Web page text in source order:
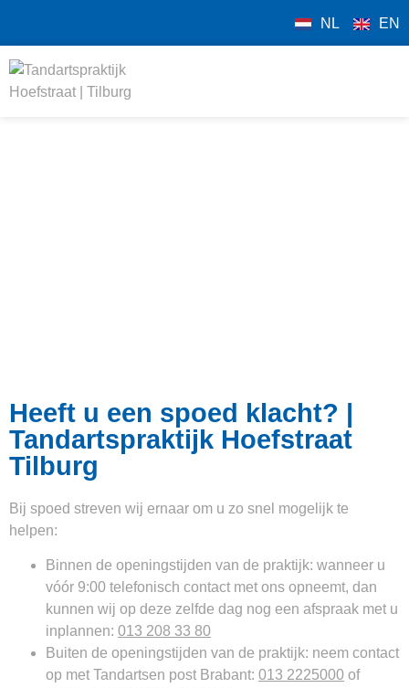
NL EN
Heeft u een spoed klacht? |
Tandartspraktijk Hoefstraat
Tilburg
Bij spoed streven wij ernaar om u zo snel mogelijk te
helpen:
Binnen de openingstijden van de praktijk: wanneer u
vóór 9:00 telefonisch contact met ons opneemt, dan
kunnen wij op deze zelfde dag nog een afspraak met u
inplannen: 013 208 33 80
Buiten de openingstijden van de praktijk: neem contact
op met Tandartsen post Brabant: 013 2225000 of